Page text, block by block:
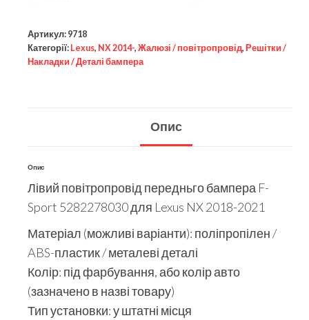
Артикул: 9718
Категорії: Lexus, NX 2014-, Жалюзі / повітропровід, Решітки /
Накладки / Деталі бампера
Опис
Опис
Лівий повітропровід передньго бампера F-
Sport 5282278030 для Lexus NX 2018-2021
Матеріал (можливі варіанти): поліпропілен /
ABS-пластик / металеві деталі
Колір: під фарбування, або колір авто
(зазначено в назві товару)
Тип установки: у штатні місця